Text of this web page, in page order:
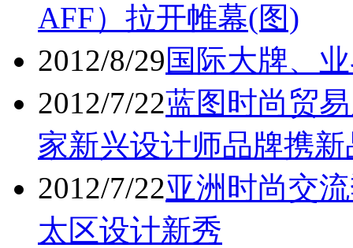
AFF）拉开帷幕(图)
2012/8/29国际大牌、
2012/7/22蓝图时尚贸
家新兴设计师品牌携
2012/7/22亚洲时尚交
太区设计新秀